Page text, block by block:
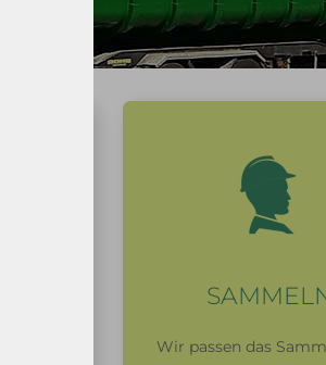
Wir passen das